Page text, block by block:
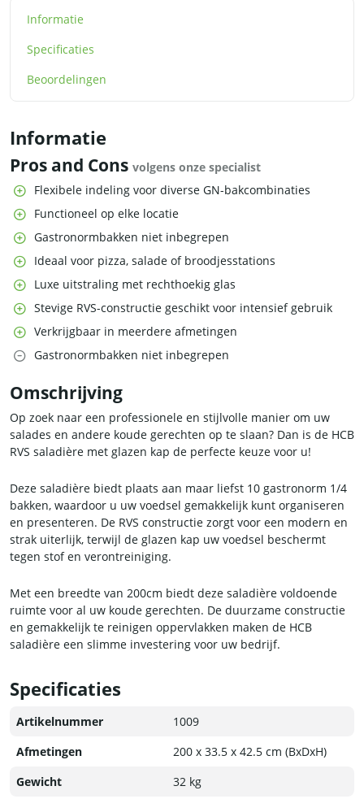
Informatie
Specificaties
Beoordelingen
Informatie
Pros and Cons volgens onze specialist
Flexibele indeling voor diverse GN-bakcombinaties
Functioneel op elke locatie
Gastronormbakken niet inbegrepen
Ideaal voor pizza, salade of broodjesstations
Luxe uitstraling met rechthoekig glas
Stevige RVS-constructie geschikt voor intensief gebruik
Verkrijgbaar in meerdere afmetingen
Gastronormbakken niet inbegrepen
Omschrijving
Op zoek naar een professionele en stijlvolle manier om uw
salades en andere koude gerechten op te slaan? Dan is de HCB
RVS saladière met glazen kap de perfecte keuze voor u!
Deze saladière biedt plaats aan maar liefst 10 gastronorm 1/4
bakken, waardoor u uw voedsel gemakkelijk kunt organiseren
en presenteren. De RVS constructie zorgt voor een modern en
strak uiterlijk, terwijl de glazen kap uw voedsel beschermt
tegen stof en verontreiniging.
Met een breedte van 200cm biedt deze saladière voldoende
ruimte voor al uw koude gerechten. De duurzame constructie
en gemakkelijk te reinigen oppervlakken maken de HCB
saladière een slimme investering voor uw bedrijf.
Specificaties
Artikelnummer
1009
Afmetingen
200 x 33.5 x 42.5 cm (BxDxH)
Gewicht
32 kg